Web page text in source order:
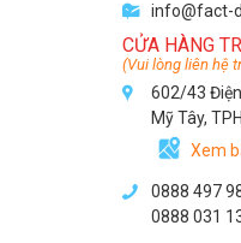
info@fact-
CỬA HÀNG
(Vui lòng liên hệ
602/43
Mỹ Tây,
Xem
0888 497
0888 031